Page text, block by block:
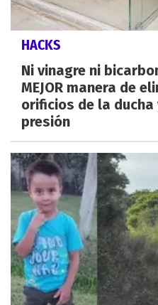
HACKS
Ni vinagre ni
MEJOR manera de
orificios de la ducha
presión